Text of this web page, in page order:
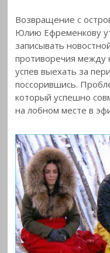
Возвращение с
Юлию Ефременкову
записывать
противоречия
успев выехать за
поссорившись.
который успешно
на лобном месте в